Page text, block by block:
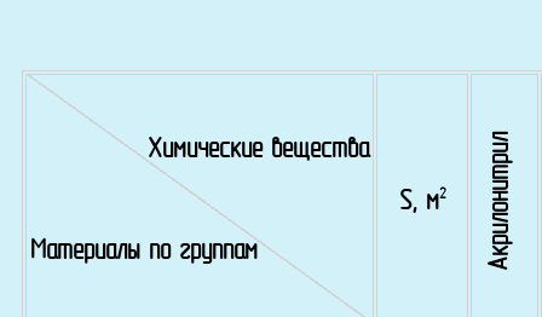
Химические вещества
Материалы по группам
S, м2 Акрилонитрил